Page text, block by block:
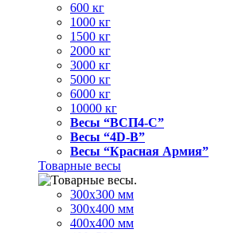
600 кг
1000 кг
1500 кг
2000 кг
3000 кг
5000 кг
6000 кг
10000 кг
Весы “ВСП4-С”
Весы “4D-В”
Весы “Красная Армия”
Товарные весы
300х300 мм
300х400 мм
400х400 мм